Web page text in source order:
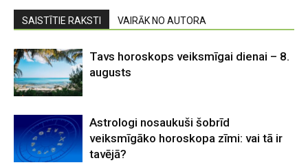
SAISTĪTIE RAKSTI VAIRĀK NO AUTORA
Tavs horoskops veiksmīgai dienai – 8.
augusts
Astrologi nosaukuši šobrīd
veiksmīgāko horoskopa zīmi: vai tā ir
tavējā?